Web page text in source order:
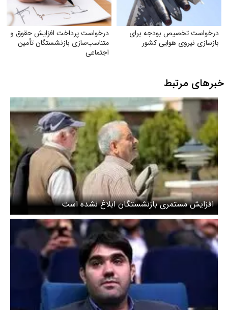
درخواست تخصیص بودجه برای
بازسازی نیروی هوایی کشور
درخواست پرداخت افزایش حقوق و
متناسب‌سازی بازنشستگان تأمین
اجتماعی
خبرهای مرتبط
افزایش مستمری بازنشستگان ابلاغ نشده است